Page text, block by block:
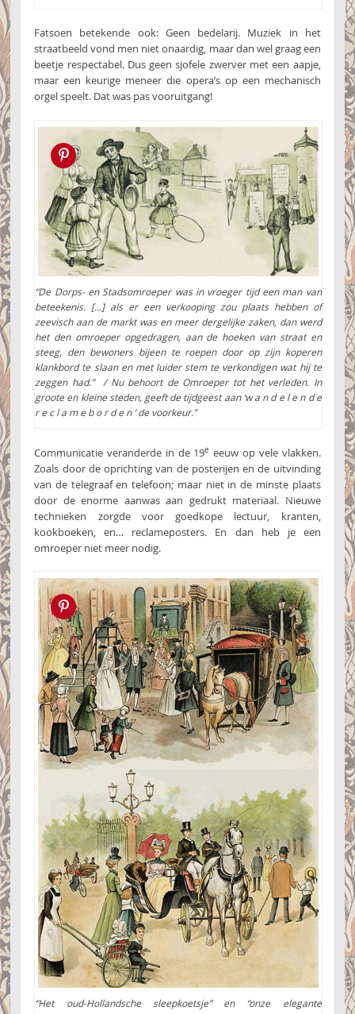
Fatsoen betekende ook: Geen bedelarij. Muziek in het
straatbeeld vond men niet onaardig, maar dan wel graag een
beetje respectabel. Dus geen sjofele zwerver met een aapje,
maar een keurige meneer die opera’s op een mechanisch
orgel speelt. Dat was pas vooruitgang!
Pin this!
“De Dorps- en Stadsomroeper was in vroeger tijd een man van
beteekenis. […] als er een verkooping zou plaats hebben of
zeevisch aan de markt was en meer dergelijke zaken, dan werd
het den omroeper opgedragen, aan de hoeken van straat en
steeg, den bewoners bijeen te roepen door op zijn koperen
klankbord te slaan en met luider stem te verkondigen wat hij te
zeggen had.” / Nu behoort de Omroeper tot het verleden. In
groote en kleine steden, geeft de tijdgeest aan ‘w a n d e l e n d e
r e c l a m e b o r d e n ’ de voorkeur.”
Communicatie veranderde in de 19e eeuw op vele vlakken.
Zoals door de oprichting van de posterijen en de uitvinding
van de telegraaf en telefoon; maar niet in de minste plaats
door de enorme aanwas aan gedrukt materiaal. Nieuwe
technieken zorgde voor goedkope lectuur, kranten,
kookboeken, en… reclameposters. En dan heb je een
omroeper niet meer nodig.
Pin this!
“Het oud-Hollandsche sleepkoetsje” en “onze elegante